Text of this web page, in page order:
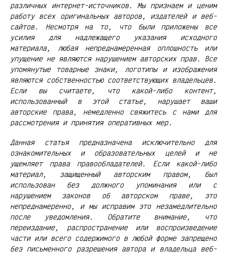
различных интернет-источников. Мы признаем и ценим
работу всех оригинальных авторов, издателей и веб-
сайтов. Несмотря на то, что были приложены все
усилия для надлежащего указания исходного
материала, любая непреднамеренная оплошность или
упущение не являются нарушением авторских прав. Все
упомянутые товарные знаки, логотипы и изображения
являются собственностью соответствующих владельцев.
Если вы считаете, что какой-либо контент,
использованный в этой статье, нарушает ваши
авторские права, немедленно свяжитесь с нами для
рассмотрения и принятия оперативных мер.
Данная статья предназначена исключительно для
ознакомительных и образовательных целей и не
ущемляет права правообладателей. Если какой-либо
материал, защищенный авторским правом, был
использован без должного упоминания или с
нарушением законов об авторском праве, это
непреднамеренно, и мы исправим это незамедлительно
после уведомления. Обратите внимание, что
переиздание, распространение или воспроизведение
части или всего содержимого в любой форме запрещено
без письменного разрешения автора и владельца веб-